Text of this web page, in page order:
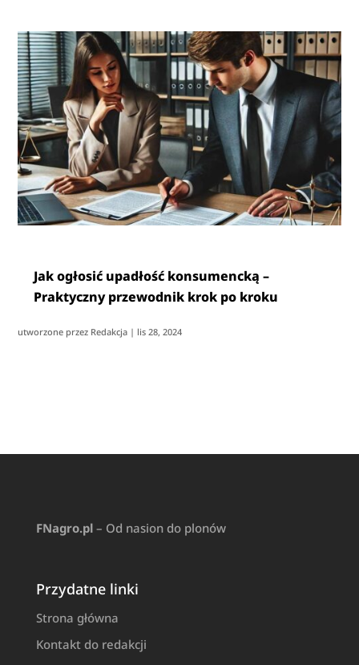
Jak ogłosić upadłość konsumencką –
Praktyczny przewodnik krok po kroku
utworzone przez Redakcja | lis 28, 2024
FNagro.pl– Od nasion do plonów
Przydatne linki
Strona główna
Kontakt do redakcji